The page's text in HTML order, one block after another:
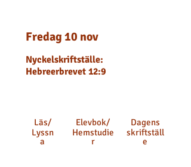
Fredag 10 nov
Nyckelskriftställe:
Hebreerbrevet 12:9
Läs/
Lyssn
a
Elevbok/
Hemstudie
r
Dagens
skriftställ
e